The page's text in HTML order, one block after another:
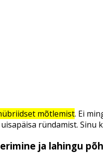
mõtlemist. Ei
ründamist. Sinu
ja lahingu